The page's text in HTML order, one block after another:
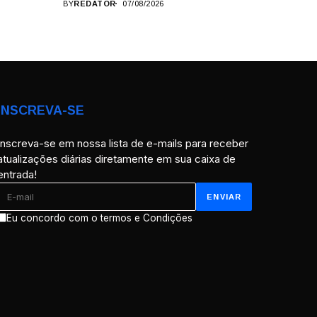
BYREDATOR 07/08/2026
SE
se em nossa lista de e-mails para receber
diárias diretamente em sua caixa de
Eu concordo com o termos e Condições